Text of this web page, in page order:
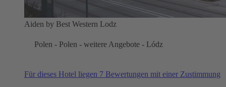
Aiden by Best Western Lodz
Polen - Polen - weitere Angebote - Lódz
Für dieses Hotel liegen 7 Bewertungen mit einer Zustimmung